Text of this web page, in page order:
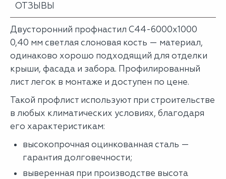
ОТЗЫВЫ
Двусторонний профнастил С44-6000х1000
0,40 мм светлая слоновая кость — материал,
одинаково хорошо подходящий для отделки
крыши, фасада и забора. Профилированный
лист легок в монтаже и доступен по цене.
Такой профлист используют при строительстве
в любых климатических условиях, благодаря
его характеристикам:
высокопрочная оцинкованная сталь —
гарантия долговечности;
выверенная при производстве высота